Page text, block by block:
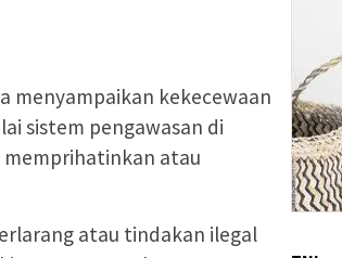
menyampaikan kekecewaan
sistem pengawasan di
memprihatinkan atau
atau tindakan ilegal